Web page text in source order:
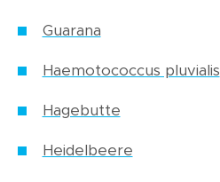
Guarana
Haemotococcus pluvialis
Hagebutte
Heidelbeere